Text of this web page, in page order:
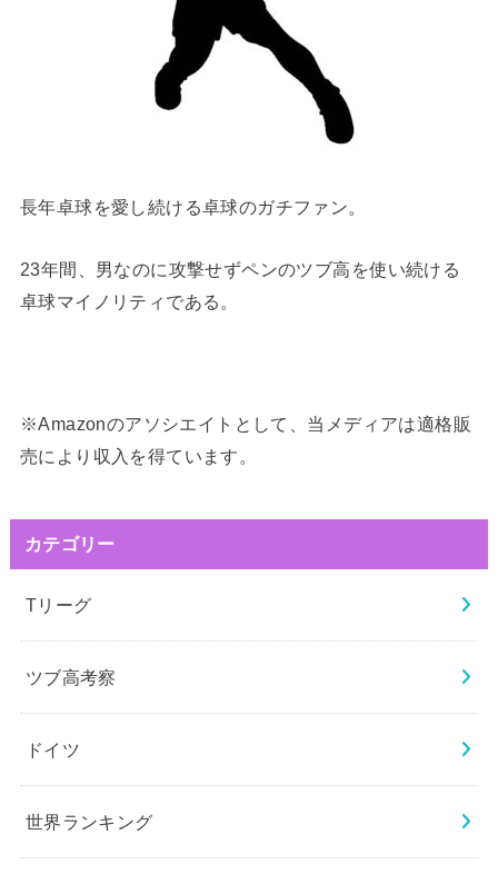
長年卓球を愛し続ける卓球のガチファン。
23年間、男なのに攻撃せずペンのツブ高を使い続ける
卓球マイノリティである。
※Amazonのアソシエイトとして、当メディアは適格販
売により収入を得ています。
カテゴリー
Tリーグ
ツブ高考察
ドイツ
世界ランキング